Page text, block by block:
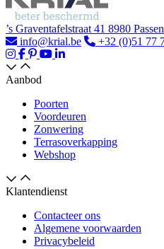
’s Graventafelstraat 41 8980
info@krial.be
+32 (0)51 77
Aanbod
Poorten
Voordeuren
Zonwering
Terrasoverkapping
Webshop
Klantendienst
Contacteer ons
Algemene voorwaarden
Privacybeleid